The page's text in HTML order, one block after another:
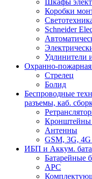
Шкафы
Коробки
Schneider
Удлинители
Охранно-пожарная
Стрелец
Болид
Беспроводные
разъемы, каб.
Антенны
GSM, 3G,
ИБП и Аккум.
Батарейные
APC